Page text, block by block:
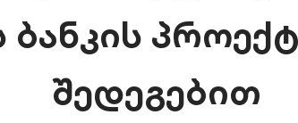
შედეგებით